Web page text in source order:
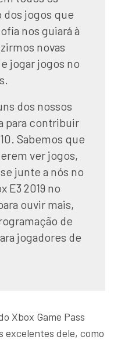
jogos que
nos guiará à
novas
jogar jogos no
dos nossos
para contribuir
Sabemos que
ver jogos,
junte a nós no
E3 2019 no
ouvir mais,
de
jogadores de
Xbox Game Pass
excelentes dele, como